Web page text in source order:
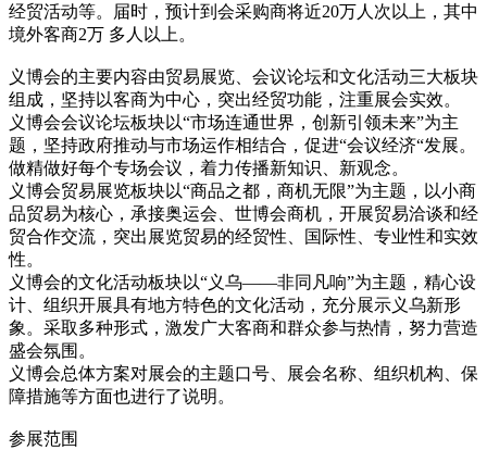
经贸活动等。届时，预计到会采购商将近20万人次以上，其中
境外客商2万 多人以上。
义博会的主要内容由贸易展览、会议论坛和文化活动三大板块
组成，坚持以客商为中心，突出经贸功能，注重展会实效。
义博会会议论坛板块以“市场连通世界，创新引领未来”为主
题，坚持政府推动与市场运作相结合，促进“会议经济“发展。
做精做好每个专场会议，着力传播新知识、新观念。
义博会贸易展览板块以“商品之都，商机无限”为主题，以小商
品贸易为核心，承接奥运会、世博会商机，开展贸易洽谈和经
贸合作交流，突出展览贸易的经贸性、国际性、专业性和实效
性。
义博会的文化活动板块以“义乌——非同凡响”为主题，精心设
计、组织开展具有地方特色的文化活动，充分展示义乌新形
象。采取多种形式，激发广大客商和群众参与热情，努力营造
盛会氛围。
义博会总体方案对展会的主题口号、展会名称、组织机构、保
障措施等方面也进行了说明。
参展范围